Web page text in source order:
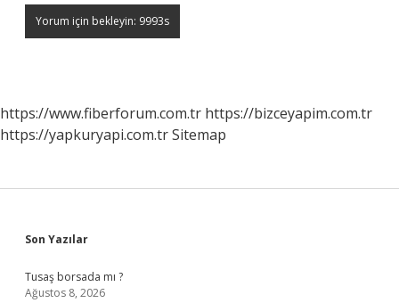
https://www.fiberforum.com.tr https://bizceyapim.com.tr
https://yapkuryapi.com.trSitemap
Sidebar
Son Yazılar
Tusaş borsada mı ?
Ağustos 8, 2026